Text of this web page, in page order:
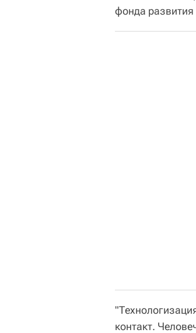
фонда
контакт.